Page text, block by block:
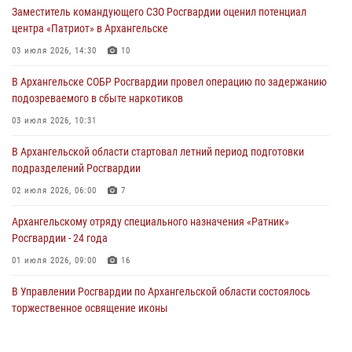
Заместитель командующего СЗО Росгвардии оценил потенциал
центра «Патриот» в Архангельске
03 июля 2026, 14:30 10
В Архангельске СОБР Росгвардии провел операцию по задержанию
подозреваемого в сбыте наркотиков
03 июля 2026, 10:31
В Архангельской области стартовал летний период подготовки
подразделений Росгвардии
02 июля 2026, 06:00 7
Архангельскому отряду специального назначения «Ратник»
Росгвардии - 24 года
01 июля 2026, 09:00 16
В Управлении Росгвардии по Архангельской области состоялось
торжественное освящение иконы